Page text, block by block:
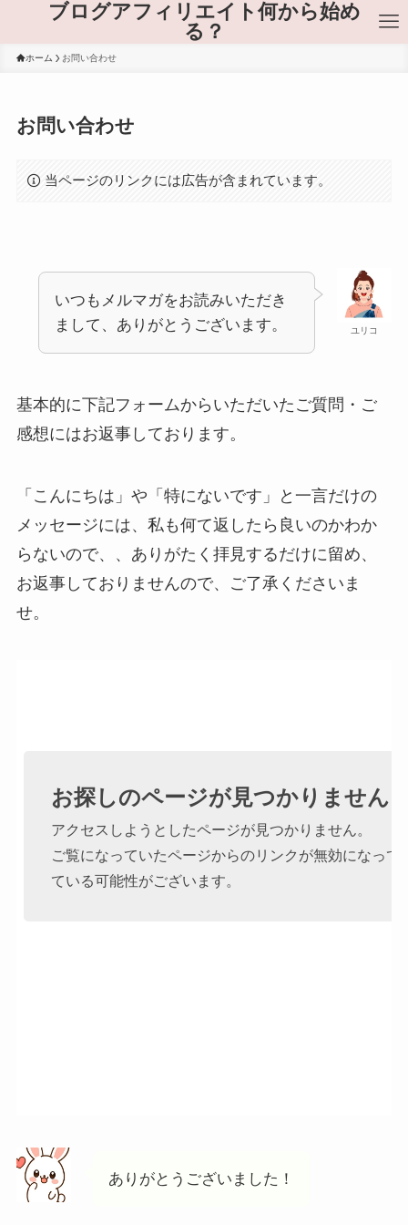
ブログアフィリエイト何から始め
る？
ホーム お問い合わせ
お問い合わせ
当ページのリンクには広告が含まれています。
ユリコ
いつもメルマガをお読みいただき
まして、ありがとうございます。
基本的に下記フォームからいただいたご質問・ご
感想にはお返事しております。
「こんにちは」や「特にないです」と一言だけの
メッセージには、私も何て返したら良いのかわか
らないので、、ありがたく拝見するだけに留め、
お返事しておりませんので、ご了承くださいま
せ。
ありがとうございました！